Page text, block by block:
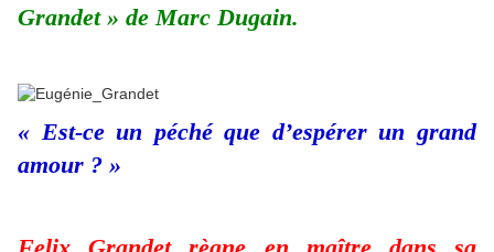
Grandet » de Marc Dugain.
« Est-ce un péché que d’espérer un grand
amour ? »